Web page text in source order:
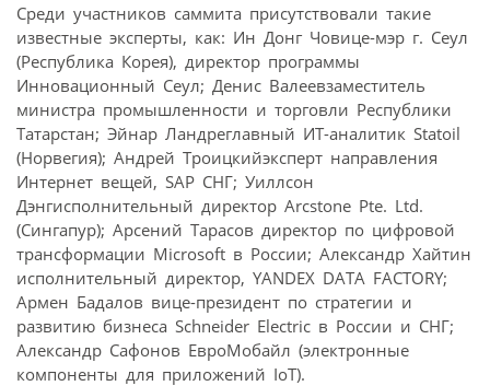
Среди участников саммита присутствовали такие
известные эксперты, как: Ин Донг Човице-мэр г. Сеул
(Республика Корея), директор программы
Инновационный Сеул; Денис Валеевзаместитель
министра промышленности и торговли Республики
Татарстан; Эйнар Ландреглавный ИТ-аналитик Statoil
(Норвегия); Андрей Троицкийэксперт направления
Интернет вещей, SAP СНГ; Уиллсон
Дэнгисполнительный директор Arcstone Pte. Ltd.
(Сингапур); Арсений Тарасов директор по цифровой
трансформации Microsoft в России; Александр Хайтин
исполнительный директор, YANDEX DATA FACTORY;
Армен Бадалов вице-президент по стратегии и
развитию бизнеса Schneider Electric в России и СНГ;
Александр Сафонов ЕвроМобайл (электронные
компоненты для приложений IoT).